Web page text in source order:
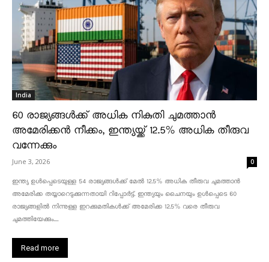
India
60 രാജ്യങ്ങൾക്ക് അധിക നികുതി ചുമത്താൻ
അമേരിക്കൻ നീക്കം, ഇന്ത്യയ്ക്ക് 12.5% അധിക തീരുവ
വന്നേക്കും
June 3, 2026 0
ഇന്ത്യ ഉൾപ്പെടെയുള്ള 54 രാജ്യങ്ങൾക്ക് മേൽ 12.5% അധിക തീരുവ ചുമത്താൻ
അമേരിക്ക തയ്യാറെടുക്കുന്നതായി റിപ്പോർട്ട്. ഇന്ത്യയും ചൈനയും ഉൾപ്പെടെ 60
രാജ്യങ്ങളിൽ നിന്നുള്ള ഇറക്കുമതികൾക്ക് അമേരിക്ക 12.5% ​​വരെ തീരുവ
ചുമത്തിയേക്കും....
Read more